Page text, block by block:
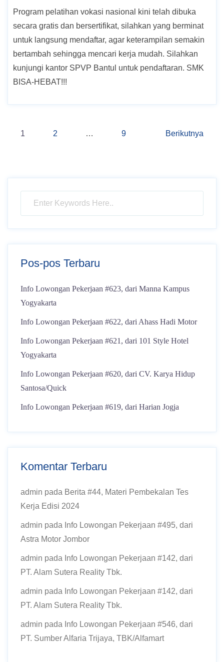
Program pelatihan vokasi nasional kini telah dibuka
secara gratis dan bersertifikat, silahkan yang berminat
untuk langsung mendaftar, agar keterampilan semakin
bertambah sehingga mencari kerja mudah. Silahkan
kunjungi kantor SPVP Bantul untuk pendaftaran. SMK
BISA-HEBAT!!!
Navigasi
1 2 … 9 Berikutnya
Pos-pos Terbaru
Info Lowongan Pekerjaan #623, dari Manna Kampus
Yogyakarta
Info Lowongan Pekerjaan #622, dari Ahass Hadi Motor
Info Lowongan Pekerjaan #621, dari 101 Style Hotel
Yogyakarta
Info Lowongan Pekerjaan #620, dari CV. Karya Hidup
Santosa/Quick
Info Lowongan Pekerjaan #619, dari Harian Jogja
Komentar Terbaru
admin pada Berita #44, Materi Pembekalan Tes
Kerja Edisi 2024
admin pada Info Lowongan Pekerjaan #495, dari
Astra Motor Jombor
admin pada Info Lowongan Pekerjaan #142, dari
PT. Alam Sutera Reality Tbk.
admin pada Info Lowongan Pekerjaan #142, dari
PT. Alam Sutera Reality Tbk.
admin pada Info Lowongan Pekerjaan #546, dari
PT. Sumber Alfaria Trijaya, TBK/Alfamart